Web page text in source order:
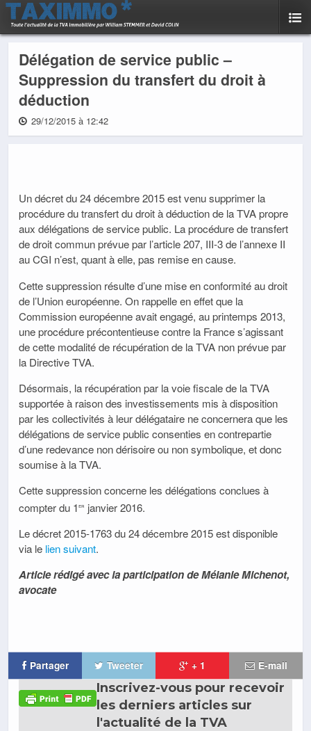
Délégation de service public –
Suppression du transfert du droit à
déduction
29/12/2015 à 12:42
Un décret du 24 décembre 2015 est venu supprimer la
procédure du transfert du droit à déduction de la TVA propre
aux délégations de service public. La procédure de transfert
de droit commun prévue par l’article 207, III-3 de l’annexe II
au CGI n’est, quant à elle, pas remise en cause.
Cette suppression résulte d’une mise en conformité au droit
de l’Union européenne. On rappelle en effet que la
Commission européenne avait engagé, au printemps 2013,
une procédure précontentieuse contre la France s’agissant
de cette modalité de récupération de la TVA non prévue par
la Directive TVA.
Désormais, la récupération par la voie fiscale de la TVA
supportée à raison des investissements mis à disposition
par les collectivités à leur délégataire ne concernera que les
délégations de service public consenties en contrepartie
d’une redevance non dérisoire ou non symbolique, et donc
soumise à la TVA.
Cette suppression concerne les délégations conclues à
compter du 1er janvier 2016.
Le décret 2015-1763 du 24 décembre 2015 est disponible
via le lien suivant.
Article rédigé avec la participation de Mélanie Michenot,
avocate
Partager Tweeter + 1 E-mail
Inscrivez-vous pour recevoir
les derniers articles sur
l'actualité de la TVA